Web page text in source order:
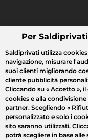
Cosa cerchi?
Tutte le vendite
Per
Saldiprivati utilizza
navigazione, misurare
suoi clienti migliorando
cliente pubblicità
Cliccando su « Accetto », il
cookies e alla
partner. Scegliendo «
personalizzato e solo i
sito saranno utilizzati.
potrà scegliere in base